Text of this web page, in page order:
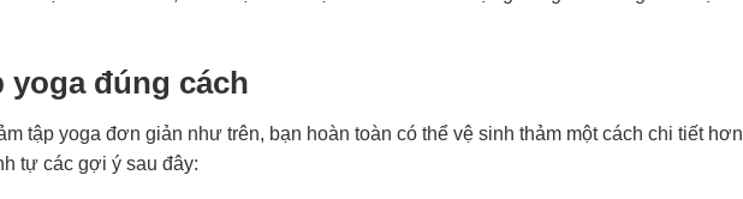
yoga đúng cách
tập yoga đơn giản như trên, bạn hoàn toàn có thể vệ sinh thảm một cách chi tiết hơn
tự các gợi ý sau đây: